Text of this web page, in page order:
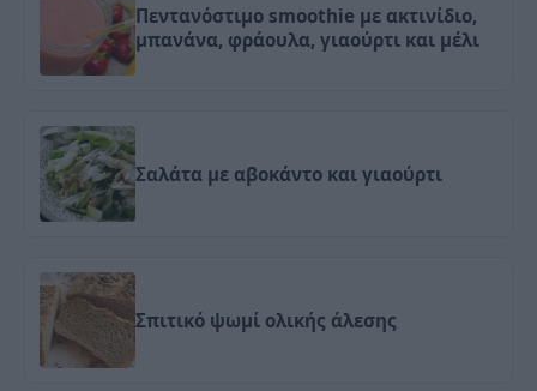
Πεντανόστιμο smoothie με ακτινίδιο,
μπανάνα, φράουλα, γιαούρτι και μέλι
Σαλάτα με αβοκάντο και γιαούρτι
Σπιτικό ψωμί ολικής άλεσης